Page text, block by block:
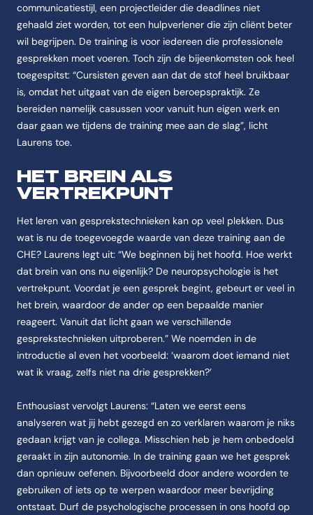
communicatiestijl, een projectleider die deadlines niet
gehaald ziet worden, tot een hulpverlener die zijn cliënt beter
wil begrijpen. De training is voor iedereen die professionele
gesprekken moet voeren. Toch zijn de bijeenkomsten ook heel
toegespitst: “Cursisten geven aan dat de stof heel bruikbaar
is, omdat het uitgaat van de eigen beroepspraktijk. Ze
bereiden namelijk casussen voor vanuit hun eigen werk en
daar gaan we tijdens de training mee aan de slag”, licht
Laurens toe.
HET BREIN ALS
VERTREKPUNT
Het leren van gesprekstechnieken kan op veel plekken. Dus
wat is nu de toegevoegde waarde van deze training aan de
CHE? Laurens legt uit: “We beginnen bij het hoofd. Hoe werkt
dat brein van ons nu eigenlijk? De neuropsychologie is het
vertrekpunt. Voordat je een gesprek begint, gebeurt er veel in
het brein, waardoor de ander op een bepaalde manier
reageert. Vanuit dat licht gaan we verschillende
gesprekstechnieken uitproberen.” We noemden in de
introductie al even het voorbeeld: ‘waarom doet iemand niet
wat ik vraag, zelfs niet na drie gesprekken?’
Enthousiast vervolgt Laurens: “Laten we eerst eens
analyseren wat jij hebt gezegd en zo verklaren waarom je niks
gedaan krijgt van je collega. Misschien heb je hem onbedoeld
geraakt in zijn autonomie. In de training gaan we het gesprek
dan opnieuw oefenen. Bijvoorbeeld door andere woorden te
gebruiken of iets op te werpen waardoor meer bevrijding
ontstaat. Durf de psychologische processen in ons hoofd op